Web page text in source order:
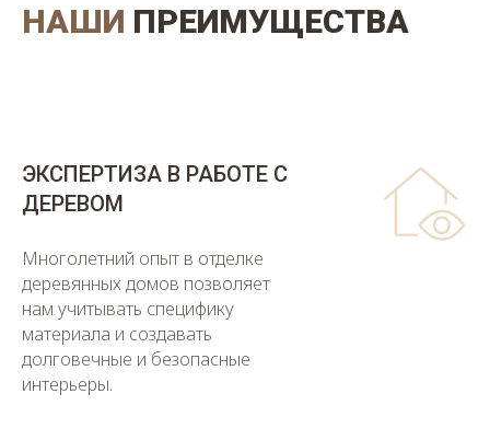
НАШИ ПРЕИМУЩЕСТВА
ЭКСПЕРТИЗА В РАБОТЕ С
ДЕРЕВОМ
Многолетний опыт в отделке
деревянных домов позволяет
нам учитывать специфику
материала и создавать
долговечные и безопасные
интерьеры.